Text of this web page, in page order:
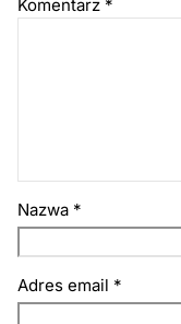
Komentarz *
Nazwa *
Adres email *